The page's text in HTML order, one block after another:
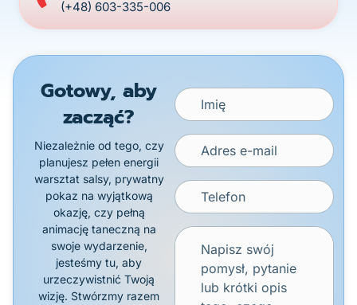
(+48) 603-335-006
Gotowy, aby
zacząć?
Niezależnie od tego, czy
planujesz pełen energii
warsztat salsy, prywatny
pokaz na wyjątkową
okazję, czy pełną
animację taneczną na
swoje wydarzenie,
jesteśmy tu, aby
urzeczywistnić Twoją
wizję. Stwórzmy razem